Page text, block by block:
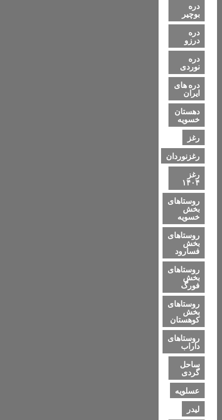
دره
بوچیر
دره
درزو
دره
نوردی
دره های
ایران
دهستان
خسویه
رغز
رغزنوردان
رغز
۱۴۰۴
روستاهای
بخش
خسویه
روستاهای
بخش
فسارود
روستاهای
بخش
فورگ
روستاهای
بخش
کوهستان
روستاهای
داراب
ساحل
گردی
عسلویه
لیدر